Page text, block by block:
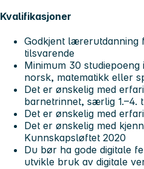
Kvalifikasjoner
Godkjent lærerutdanning
tilsvarende
Minimum 30
norsk, matematikk eller
Det er ønskelig med
barnetrinnet, særlig 1.–4.
Det er ønskelig med
Det er ønskelig med
Kunnskapsløftet 2020
Du bør ha gode digitale
utvikle bruk av digitale